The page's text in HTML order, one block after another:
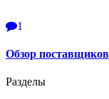
1
Обзор
Разделы